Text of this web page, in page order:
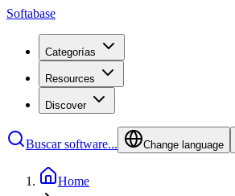
Softabase
Categorías
Resources
Discover
Buscar software... Change language
Home